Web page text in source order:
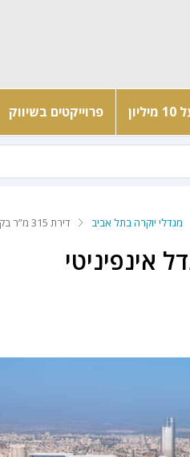
פרוייקטים בשיווק
מגדלי יוקרה בתל אביב דירת 315 מ”ר בקומה 39 במגדל אינפיניטי